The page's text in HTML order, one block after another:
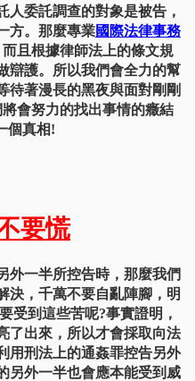
人委託調查的對象是被告，
方。那麼專業國際法律事務
且根據律師法上的條文規
辯護。所以我們會全力的幫
待著漫長的黑夜與面對剛剛
會努力的找出事情的癥結
個真相!
要慌
外一半所控告時，那麼我們
決，千萬不要自亂陣腳，明
受到這些苦呢?事實證明，
了出來，所以才會採取向法
用刑法上的通姦罪控告另外
另外一半也會應本能受到威